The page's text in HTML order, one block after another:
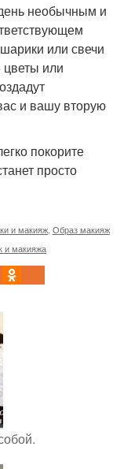
необычным и
или свечи
или
и вашу вторую
покорите
просто
и макияж Образ макияж
и макияжа